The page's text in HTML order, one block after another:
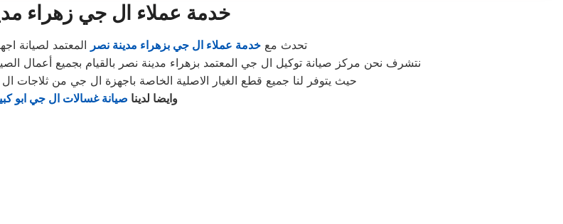
خدمة عملاء ال جي زهراء
تحدث مع خدمة عملاء ال جي بزهراء مدينة نصر المعتمد لصيانة
نتشرف نحن مركز صيانة توكيل ال جي المعتمد بزهراء مدينة نصر بالقيام بجميع أعمال
حيث يتوفر لنا جميع قطع الغيار الاصلية الخاصة باجهزة ال جي من
وايضا لدينا صيانة غسالات ال جي ابو